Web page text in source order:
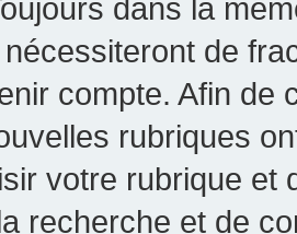
dans la
de
compte. Afin de
rubriques
votre rubrique et
recherche et de